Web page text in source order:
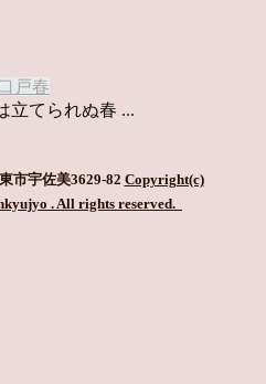
戸春
立てられぬ春 ...
市宇佐美3629-82 Copyright(c)
. All rights reserved.